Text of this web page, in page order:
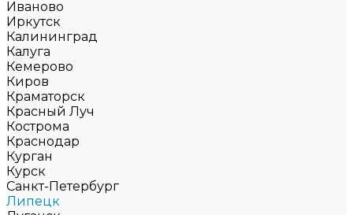
Иваново
Иркутск
Калининград
Калуга
Кемерово
Киров
Краматорск
Красный Луч
Кострома
Краснодар
Курган
Курск
Санкт-Петербург
Липецк